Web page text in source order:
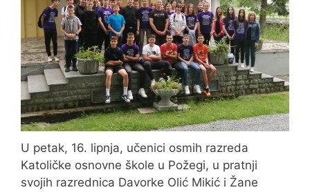
U petak, 16. lipnja, učenici osmih razreda
Katoličke osnovne škole u Požegi, u pratnji
svojih razrednica Davorke Olić Mikić i Žane